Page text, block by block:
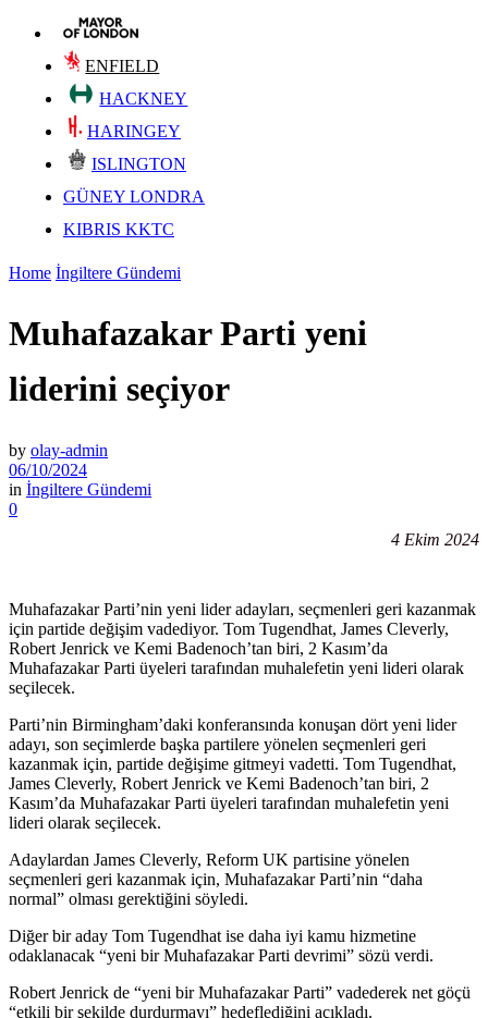
ENFIELD
HACKNEY
HARINGEY
ISLINGTON
GÜNEY LONDRA
KIBRIS KKTC
Home İngiltere Gündemi
Muhafazakar Parti yeni
liderini seçiyor
by olay-admin
06/10/2024
in İngiltere Gündemi
0
4 Ekim 2024
Muhafazakar Parti’nin yeni lider adayları, seçmenleri geri kazanmak
için partide değişim vadediyor. Tom Tugendhat, James Cleverly,
Robert Jenrick ve Kemi Badenoch’tan biri, 2 Kasım’da
Muhafazakar Parti üyeleri tarafından muhalefetin yeni lideri olarak
seçilecek.
Parti’nin Birmingham’daki konferansında konuşan dört yeni lider
adayı, son seçimlerde başka partilere yönelen seçmenleri geri
kazanmak için, partide değişime gitmeyi vadetti. Tom Tugendhat,
James Cleverly, Robert Jenrick ve Kemi Badenoch’tan biri, 2
Kasım’da Muhafazakar Parti üyeleri tarafından muhalefetin yeni
lideri olarak seçilecek.
Adaylardan James Cleverly, Reform UK partisine yönelen
seçmenleri geri kazanmak için, Muhafazakar Parti’nin “daha
normal” olması gerektiğini söyledi.
Diğer bir aday Tom Tugendhat ise daha iyi kamu hizmetine
odaklanacak “yeni bir Muhafazakar Parti devrimi” sözü verdi.
Robert Jenrick de “yeni bir Muhafazakar Parti” vadederek net göçü
“etkili bir şekilde durdurmayı” hedeflediğini açıkladı.